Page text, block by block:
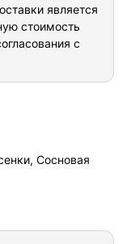
является
стоимость
с
Сосновая